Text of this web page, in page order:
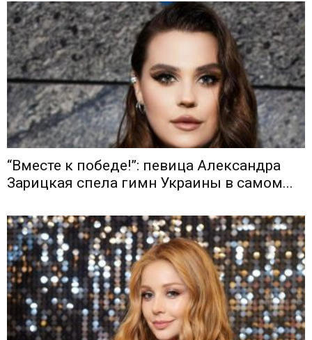
“Вместе к победе!”: певица Александра
Зарицкая спела гимн Украины в самом...